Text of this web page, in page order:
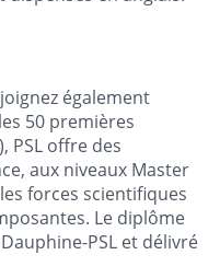
également
50 premières
PSL offre des
aux niveaux Master
forces scientifiques
Le diplôme
PSL et délivré